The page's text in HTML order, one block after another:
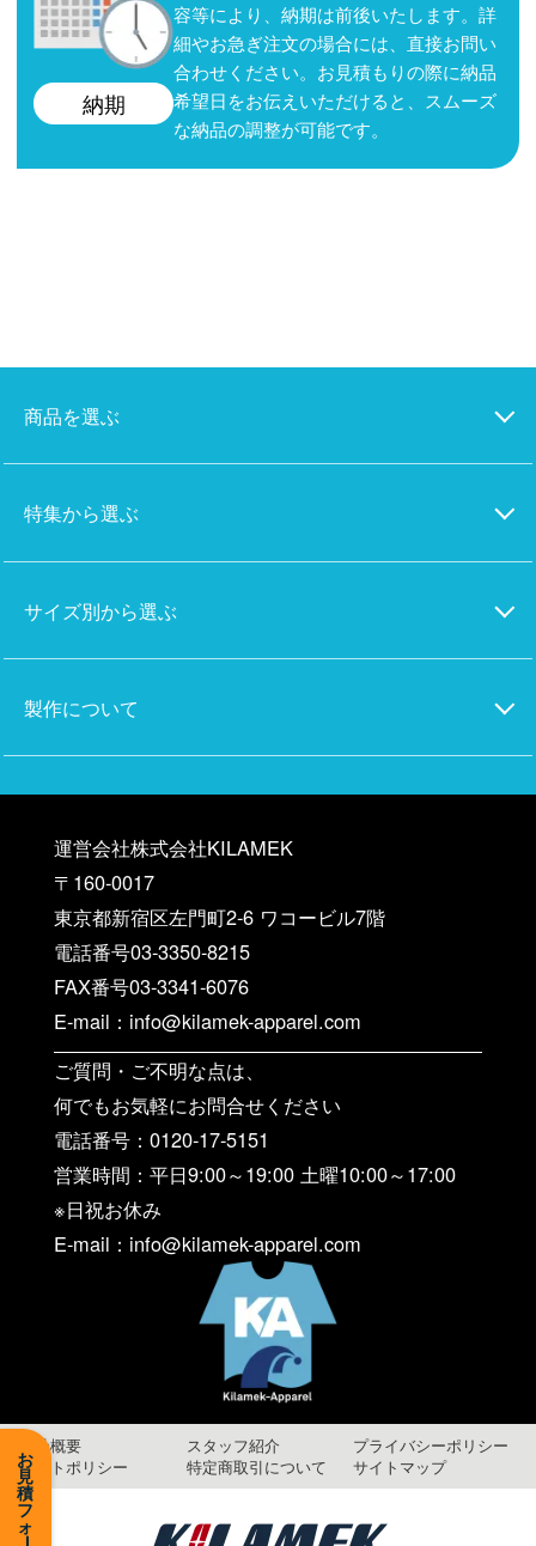
お
見
積
フ
ォ
納期
容等により、納期は前後いたします。詳
細やお急ぎ注文の場合には、直接お問い
合わせください。お見積もりの際に納品
希望日をお伝えいただけると、スムーズ
な納品の調整が可能です。
商品を選ぶ
特集から選ぶ
サイズ別から選ぶ
製作について
運営会社株式会社KILAMEK
〒160-0017
東京都新宿区左門町2-6 ワコービル7階
電話番号03-3350-8215
FAX番号03-3341-6076
E-mail：info@kilamek-apparel.com
ご質問・ご不明な点は、
何でもお気軽にお問合せください
電話番号：0120-17-5151
営業時間：平日9:00～19:00 土曜10:00～17:00
※日祝お休み
E-mail：info@kilamek-apparel.com
会社概要 スタッフ紹介
プライバシーポリシー
サイトポリシー
特定商取引について サイトマップ